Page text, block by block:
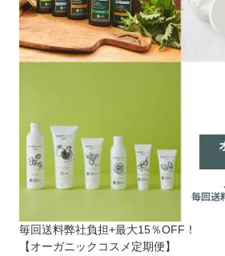
毎回送料弊社負担+最大15％OFF！
【オーガニックコスメ定期便】